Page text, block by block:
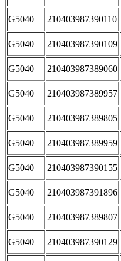
G5040 210403987390110
G5040 210403987390109
G5040 210403987389060
G5040 210403987389957
G5040 210403987389805
G5040 210403987389959
G5040 210403987390155
G5040 210403987391896
G5040 210403987389807
G5040 210403987390129